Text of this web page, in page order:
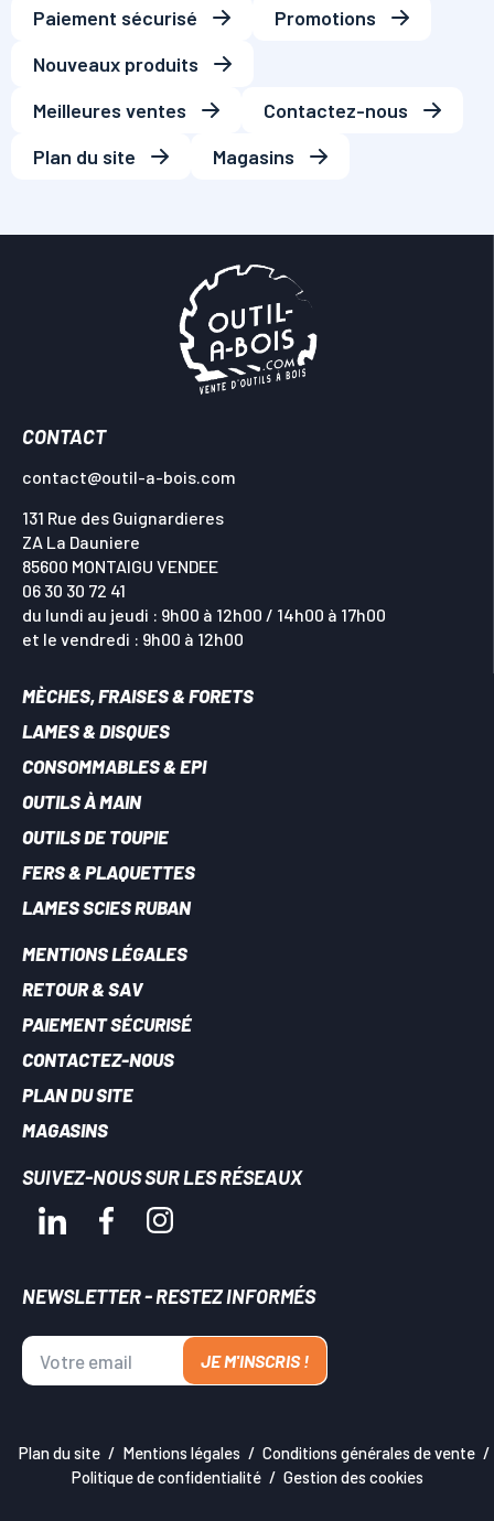
Paiement sécurisé
Promotions
Nouveaux produits
Meilleures ventes
Contactez-nous
Plan du site
Magasins
CONTACT
contact@outil-a-bois.com
131 Rue des Guignardieres
ZA La Dauniere
85600 MONTAIGU VENDEE
06 30 30 72 41
du lundi au jeudi : 9h00 à 12h00 / 14h00 à 17h00
et le vendredi : 9h00 à 12h00
MÈCHES, FRAISES & FORETS
LAMES & DISQUES
CONSOMMABLES & EPI
OUTILS À MAIN
OUTILS DE TOUPIE
FERS & PLAQUETTES
LAMES SCIES RUBAN
MENTIONS LÉGALES
RETOUR & SAV
PAIEMENT SÉCURISÉ
CONTACTEZ-NOUS
PLAN DU SITE
MAGASINS
SUIVEZ-NOUS SUR LES RÉSEAUX
NEWSLETTER - RESTEZ INFORMÉS
JE M'INSCRIS !
Plan du site Mentions légales
Conditions générales de vente
Politique de confidentialité
Gestion des cookies